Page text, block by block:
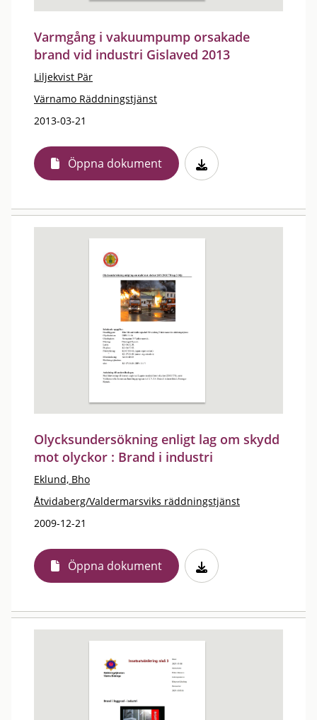
Varmgång i vakuumpump orsakade
brand vid industri Gislaved 2013
Liljekvist Pär
Värnamo Räddningstjänst
2013-03-21
Öppna dokument
Olycksundersökning enligt lag om skydd
mot olyckor : Brand i industri
Eklund, Bho
Åtvidaberg/Valdermarsviks räddningstjänst
2009-12-21
Öppna dokument